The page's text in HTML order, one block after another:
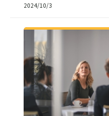
2024/10/3